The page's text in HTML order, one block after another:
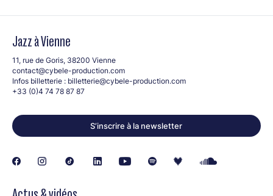
musique et le cinéma, Sophie Rosemont collabore avec Rolling
Créatrice de podcasts (le talk féministe Écouter les filles, le
Black Power, l'avènement de la pop culture noire américaine.
Par ailleurs, elle enseigne à la Sorbonne, la Sorbonne-Nouvelle
et Paris-Nanterre.
Jazz à Vienne
11, rue de Goris, 38200 Vienne
contact@cybele-production.com
Infos billetterie : billetterie@cybele-production.com
+33 (0)4 74 78 87 87
S’inscrire à la newsletter